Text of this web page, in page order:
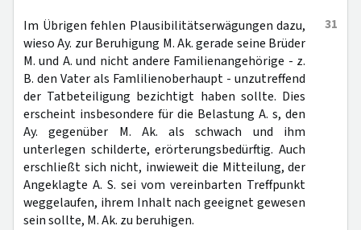
31
Im Übrigen fehlen Plausibilitätserwägungen dazu,
wieso Ay. zur Beruhigung M. Ak. gerade seine Brüder
M. und A. und nicht andere Familienangehörige - z.
B. den Vater als Famlilienoberhaupt - unzutreffend
der Tatbeteiligung bezichtigt haben sollte. Dies
erscheint insbesondere für die Belastung A. s, den
Ay. gegenüber M. Ak. als schwach und ihm
unterlegen schilderte, erörterungsbedürftig. Auch
erschließt sich nicht, inwieweit die Mitteilung, der
Angeklagte A. S. sei vom vereinbarten Treffpunkt
weggelaufen, ihrem Inhalt nach geeignet gewesen
sein sollte, M. Ak. zu beruhigen.